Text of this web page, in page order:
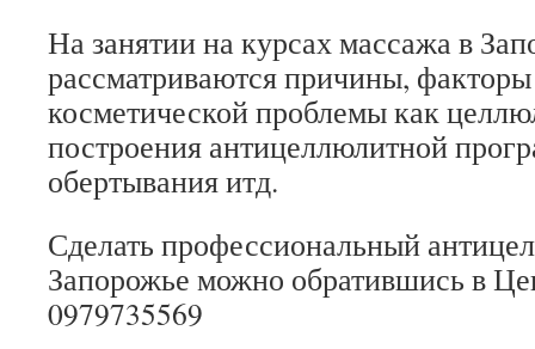
На занятии на курсах массажа в
рассматриваются причины, факторы
косметической проблемы как
построения антицеллюлитной
обертывания итд.
Сделать профессиональный
Запорожье можно обратившись в
0979735569